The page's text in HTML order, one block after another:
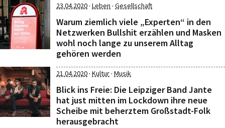
23.04.2020· Leben · Gesellschaft
Warum ziemlich viele „Experten“ in den
Netzwerken Bullshit erzählen und Masken
wohl noch lange zu unserem Alltag
gehören werden
21.04.2020· Kultur· Musik
Blick ins Freie: Die Leipziger Band Jante
hat just mitten im Lockdown ihre neue
Scheibe mit beherztem Großstadt-Folk
herausgebracht